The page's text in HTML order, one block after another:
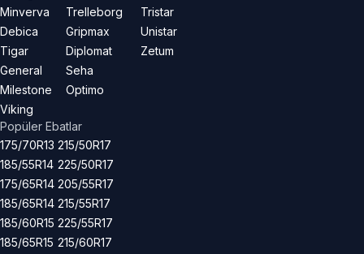
Minverva
Debica
Tigar
General
Milestone
Viking
Trelleborg
Gripmax
Diplomat
Seha
Optimo
Tristar
Unistar
Zetum
Popüler Ebatlar
175/70R13
185/55R14
175/65R14
185/65R14
185/60R15
185/65R15
215/50R17
225/50R17
205/55R17
215/55R17
225/55R17
215/60R17